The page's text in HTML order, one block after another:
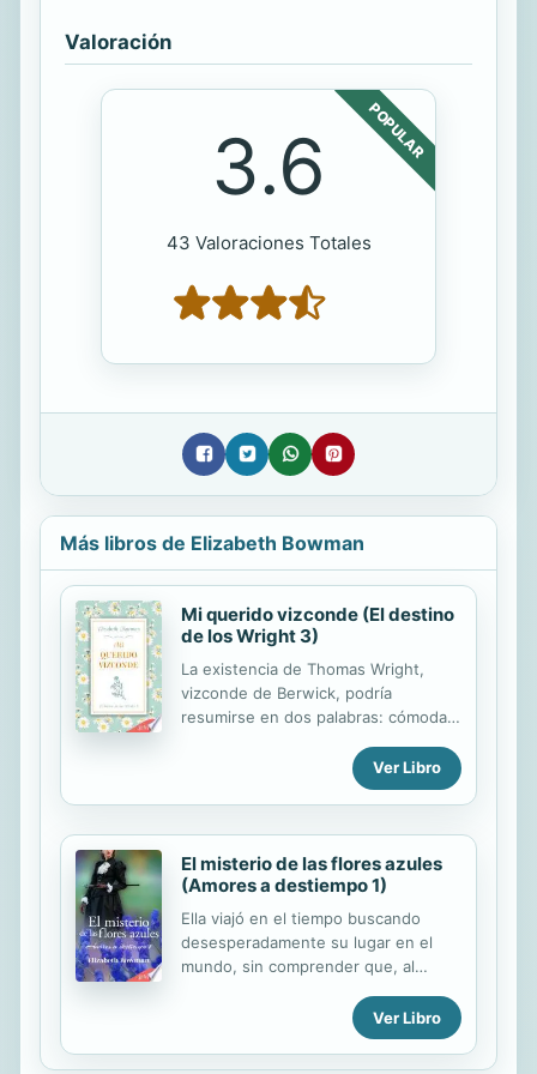
Valoración
POPULAR
3.6
43 Valoraciones Totales
Más libros de Elizabeth Bowman
Mi querido vizconde (El destino
de los Wright 3)
La existencia de Thomas Wright,
vizconde de Berwick, podría
resumirse en dos palabras: cómoda y
consciente de la soledad y el vacío
que en realidad lo envolvían... hasta
irrumpió en la vida del vizconde
como ese rayo de sol temprano
capaz de iluminarlo todo... y
especialmente su solitario corazón.
Thomas Wright, vizconde de
Berwick, es un caballero apuesto,
irónico y mordaz. Y porfiosamente
solitario. Aunque su soledad es
autoimpuesta, pues admiradoras y
matronas deseosas de tenerlo por
Ver Libro
El misterio de las flores azules
(Amores a destiempo 1)
Ella viajó en el tiempo buscando
desesperadamente su lugar en el
mundo, sin comprender que, al
estaba salvando a él. Eloíse Harley
es una joven de estética gótica e
Ver Libro